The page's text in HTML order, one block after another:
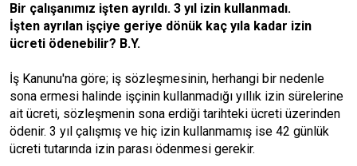
Bir çalışanımız işten ayrıldı. 3 yıl izin kullanmadı.
İşten ayrılan işçiye geriye dönük kaç yıla kadar izin
ücreti ödenebilir? B.Y.
İş Kanunu'na göre; iş sözleşmesinin, herhangi bir nedenle
sona ermesi halinde işçinin kullanmadığı yıllık izin sürelerine
ait ücreti, sözleşmenin sona erdiği tarihteki ücreti üzerinden
ödenir. 3 yıl çalışmış ve hiç izin kullanmamış ise 42 günlük
ücreti tutarında izin parası ödenmesi gerekir.